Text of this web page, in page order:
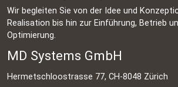
Wir begleiten Sie von der Idee und
Realisation bis hin zur Einführung, Betrieb
Optimierung.
MD Systems GmbH
Hermetschloostrasse 77, CH-8048 Zürich